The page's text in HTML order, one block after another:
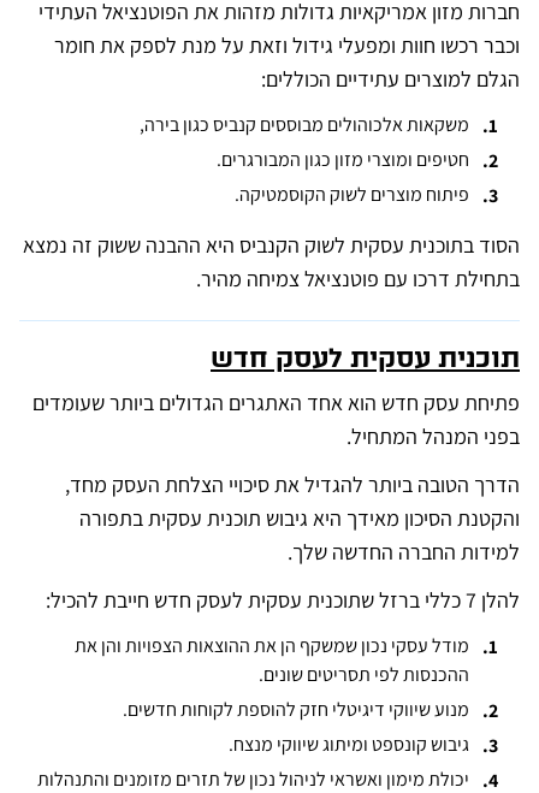
חברות מזון אמריקאיות גדולות מזהות את הפוטנציאל העתידי
וכבר רכשו חוות ומפעלי גידול וזאת על מנת לספק את חומר
הגלם למוצרים עתידיים הכוללים:
משקאות אלכוהולים מבוססים קנביס כגון בירה,
חטיפים ומוצרי מזון כגון המבורגרים.
פיתוח מוצרים לשוק הקוסמטיקה.
הסוד בתוכנית עסקית לשוק הקנביס היא ההבנה ששוק זה נמצא
בתחילת דרכו עם פוטנציאל צמיחה מהיר.
תוכנית עסקית לעסק חדש
פתיחת עסק חדש הוא אחד האתגרים הגדולים ביותר שעומדים
בפני המנהל המתחיל.
הדרך הטובה ביותר להגדיל את סיכויי הצלחת העסק מחד,
והקטנת הסיכון מאידך היא גיבוש תוכנית עסקית בתפורה
למידות החברה החדשה שלך.
להלן 7 כללי ברזל שתוכנית עסקית לעסק חדש חייבת להכיל:
מודל עסקי נכון שמשקף הן את ההוצאות הצפויות והן את
ההכנסות לפי תסריטים שונים.
מנוע שיווקי דיגיטלי חזק להוספת לקוחות חדשים.
גיבוש קונספט ומיתוג שיווקי מנצח.
יכולת מימון ואשראי לניהול נכון של תזרים מזומנים והתנהלות